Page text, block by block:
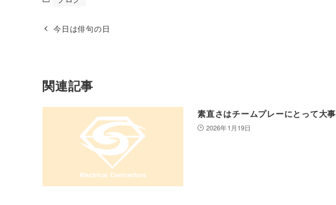
今日は俳句の日
関連記事
素直さはチームプレーにとって大事
2026年1月19日